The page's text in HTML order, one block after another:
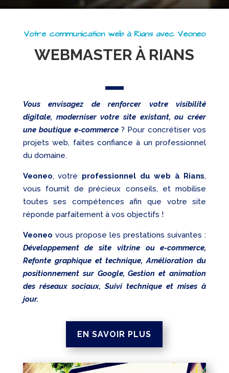
Referencement
Réseaux
sociaux
Audit
Votre communication web à Rians avec Veoneo
WEBMASTER À RIANS
Vous envisagez de renforcer votre visibilité
digitale, moderniser votre site existant, ou créer
une boutique e-commerce? Pour concrétiser vos
projets web, faites confiance à un professionnel
du domaine.
Veoneo, votre professionnel du web à Rians,
vous fournit de précieux conseils, et mobilise
toutes ses compétences afin que votre site
réponde parfaitement à vos objectifs !
Veoneo vous propose les prestations suivantes :
Développement de site vitrine ou e-commerce,
Refonte graphique et technique, Amélioration du
positionnement sur Google, Gestion et animation
des réseaux sociaux, Suivi technique et mises à
jour.
EN SAVOIR PLUS